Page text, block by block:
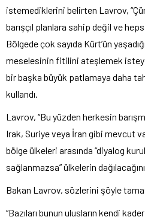
istemediklerini belirten Lavrov, “
barışçıl planlara sahip değil ve
Bölgede çok sayıda Kürt’ün ya
meselesinin fitilini ateşlemek
bir başka büyük patlamaya daha
kullandı.
Lavrov, “Bu yüzden herkesin bar
Irak, Suriye veya İran gibi mevcut
bölge ülkeleri arasında “diyalog
sağlanmazsa”ülkelerin da
Bakan Lavrov, sözlerini şöyle
“Bazıları bunun ulusların kendi